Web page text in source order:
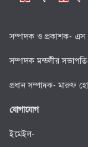
সম্পাদক ও প্রকাশক- এস
সম্পাদক মন্ডলীর
প্রধান সম্পাদক- মারুফ
যোগাযোগ
ইমেইল-